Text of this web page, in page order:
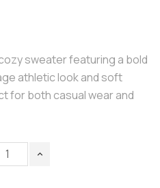
sweater featuring a bold
athletic look and soft
for both casual wear and